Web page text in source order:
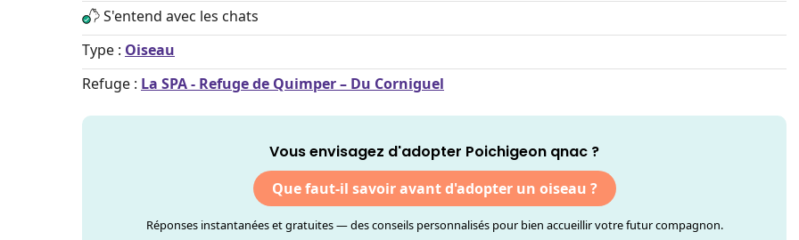
S'entend avec les chats
Type : Oiseau
Refuge : La SPA - Refuge de Quimper – Du Corniguel
Vous envisagez d'adopter Poichigeon qnac ?
Que faut-il savoir avant d'adopter un oiseau ?
Réponses instantanées et gratuites — des conseils personnalisés pour bien accueillir votre futur compagnon.